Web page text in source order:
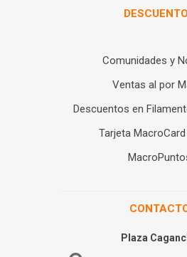
Comunidades y
Ventas al por
Descuentos en
Tarjeta
Plaza